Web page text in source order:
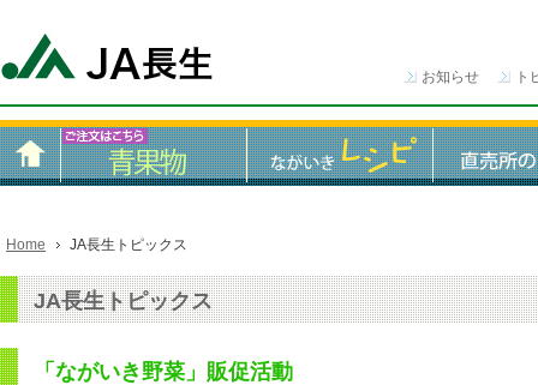
お知らせ ト
Home JA長生トピックス
JA長生トピックス
「ながいき野菜」販促活動